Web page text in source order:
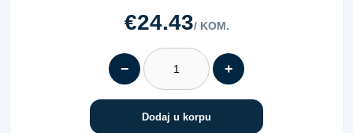
€24.43/ KOM.
− +
Dodaj u korpu